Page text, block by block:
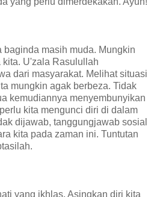
masih muda. Mungkin
kita. U'zala Rasulullah
dari masyarakat. Melihat situasi
mungkin agak berbeza. Tidak
kemudiannya menyembunyikan
kita mengunci diri di dalam
dijawab, tanggungjawab sosial
kita pada zaman ini. Tuntutan
yang ikhlas. Asingkan diri kita